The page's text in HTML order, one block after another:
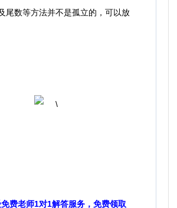
尾数等方法并不是孤立的，可以放
费老师1对1解答服务，免费领取